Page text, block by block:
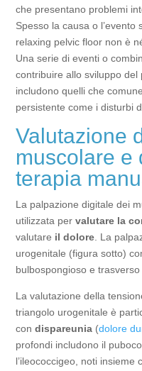
che presentano problemi
Spesso la causa o
relaxing pelvic floor non è
Una serie di eventi o
contribuire allo sviluppo
includono quelli che
persistente come i disturbi
Valutazione
muscolare e
terapia
La palpazione digitale dei
utilizzata pervalutare la
valutare il dolore. La
urogenitale (figura sotto)
bulbospongioso e
La valutazione della
triangolo urogenitale è
condispareunia (dolore
profondi includono il
l’ileococcigeo, noti insieme